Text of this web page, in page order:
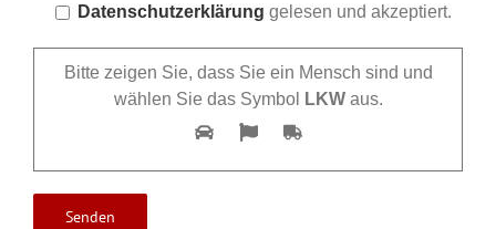
Datenschutzerklärung gelesen und akzeptiert.
Bitte zeigen Sie, dass Sie ein Mensch sind und
wählen Sie das Symbol
LKWaus.